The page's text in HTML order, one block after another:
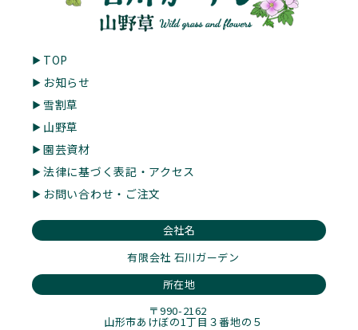
TOP
お知らせ
雪割草
山野草
園芸資材
法律に基づく表記・アクセス
お問い合わせ・ご注文
会社名
有限会社 石川ガーデン
所在地
〒990-2162
山形市あけぼの1丁目３番地の５